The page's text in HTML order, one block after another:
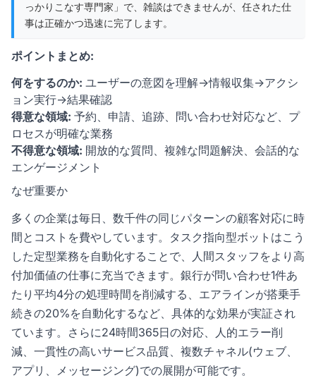
っかりこなす専門家」で、雑談はできませんが、任された仕
事は正確かつ迅速に完了します。
ポイントまとめ:
何をするのか: ユーザーの意図を理解→情報収集→アクシ
ョン実行→結果確認
得意な領域: 予約、申請、追跡、問い合わせ対応など、プ
ロセスが明確な業務
不得意な領域: 開放的な質問、複雑な問題解決、会話的な
エンゲージメント
なぜ重要か
多くの企業は毎日、数千件の同じパターンの顧客対応に時
間とコストを費やしています。タスク指向型ボットはこう
した定型業務を自動化することで、人間スタッフをより高
付加価値の仕事に充当できます。銀行が問い合わせ1件あ
たり平均4分の処理時間を削減する、エアラインが搭乗手
続きの20%を自動化するなど、具体的な効果が実証され
ています。さらに24時間365日の対応、人的エラー削
減、一貫性の高いサービス品質、複数チャネル(ウェブ、
アプリ、メッセージング)での展開が可能です。